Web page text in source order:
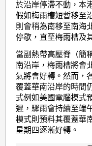
於沿岸停滯不動，本
假如梅雨槽短暫移至
則會稍為南移至南海
停歇，直至梅雨槽及
當副熱帶高壓脊（簡
南沿岸，梅雨槽將會
氣將會好轉。然而，
覆蓋華南沿岸的時間
式例如美國電腦模式
遲，驟雨會持續至端
模式則預料其覆蓋華
星期四逐漸好轉。